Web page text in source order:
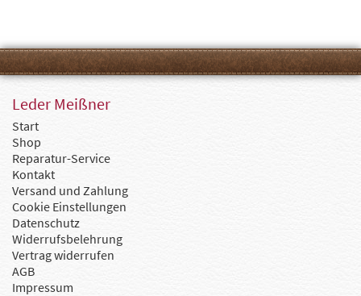
Leder Meißner
Start
Shop
Reparatur-Service
Kontakt
Versand und Zahlung
Cookie Einstellungen
Datenschutz
Widerrufsbelehrung
Vertrag widerrufen
AGB
Impressum